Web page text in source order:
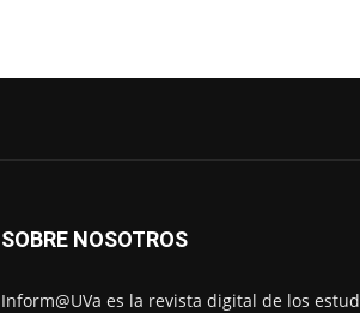
SOBRE NOSOTROS
Inform@UVa es la revista digital de los